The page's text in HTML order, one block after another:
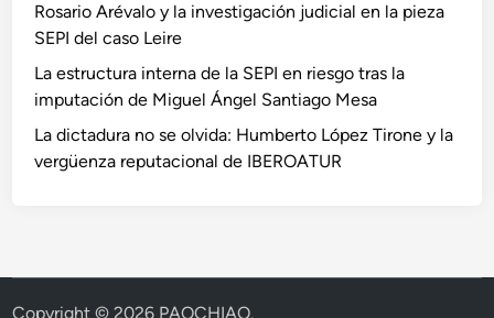
Rosario Arévalo y la investigación judicial en la pieza
SEPI del caso Leire
La estructura interna de la SEPI en riesgo tras la
imputación de Miguel Ángel Santiago Mesa
La dictadura no se olvida: Humberto López Tirone y la
vergüenza reputacional de IBEROATUR
Copyright © 2026 PAOCHIAO.